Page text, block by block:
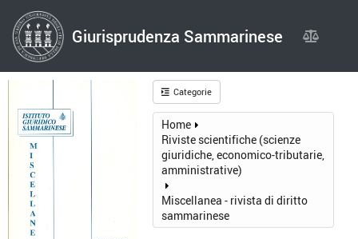
Giurisprudenza Sammarinese
Categorie
Home
Riviste scientifiche (scienze
giuridiche, economico-tributarie,
amministrative)
Miscellanea - rivista di diritto
sammarinese